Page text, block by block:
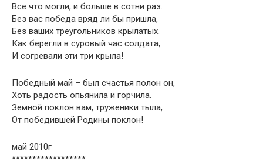
Все что могли, и больше в сотни раз.
Без вас победа вряд ли бы пришла,
Без ваших треугольников крылатых.
Как берегли в суровый час солдата,
И согревали эти три крыла!
Победный май – был счастья полон он,
Хоть радость опьянила и горчила.
Земной поклон вам, труженики тыла,
От победившей Родины поклон!
май 2010г
******************